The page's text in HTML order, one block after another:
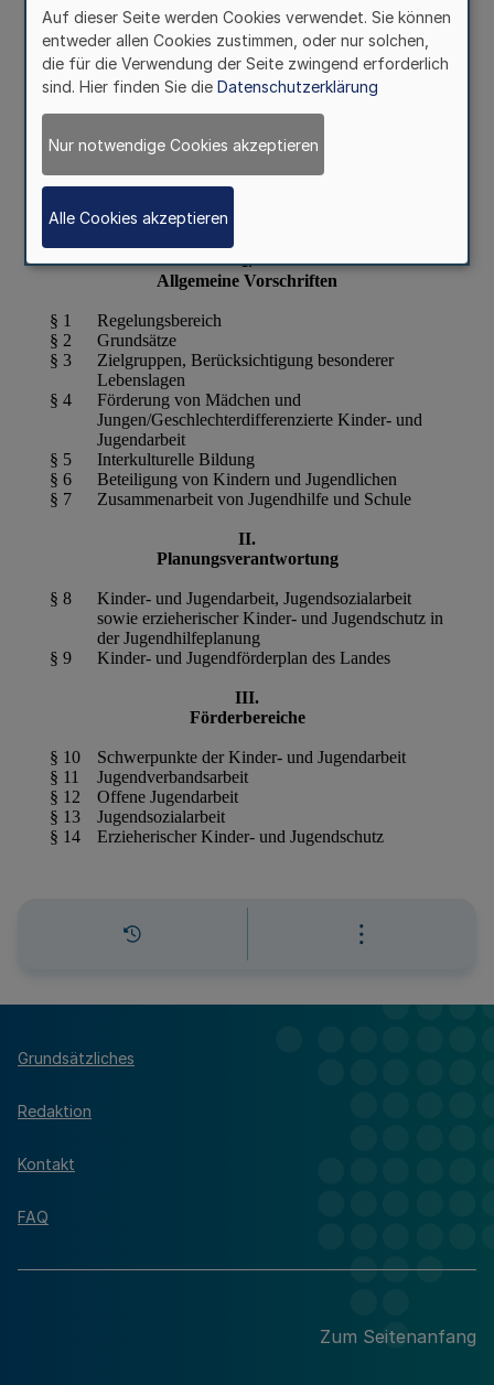
Grundsätzliches
Redaktion
Kontakt
FAQ
Zum Seitenanfang
Auf dieser Seite werden Cookies verwendet. Sie können
entweder allen Cookies zustimmen, oder nur solchen,
die für die Verwendung der Seite zwingend erforderlich
sind. Hier finden Sie die Datenschutzerklärung
Nur notwendige Cookies akzeptieren
Alle Cookies akzeptieren